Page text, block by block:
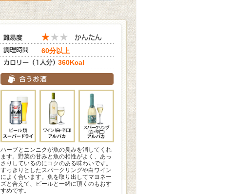
60分以上
360Kcal
ハーブとニンニクが魚の臭みを消してくれ
ます。野菜の甘みと魚の相性がよく、あっ
さりしているのにコクのある味わいです。
すっきりとしたスパークリングや白ワイン
によく合います。魚を取り出してマヨネー
ズと合えて、ビールと一緒に頂くのもおす
すめです。